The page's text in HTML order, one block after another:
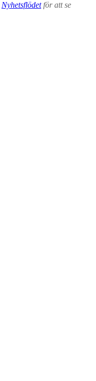
Nyhetsflödetför att se